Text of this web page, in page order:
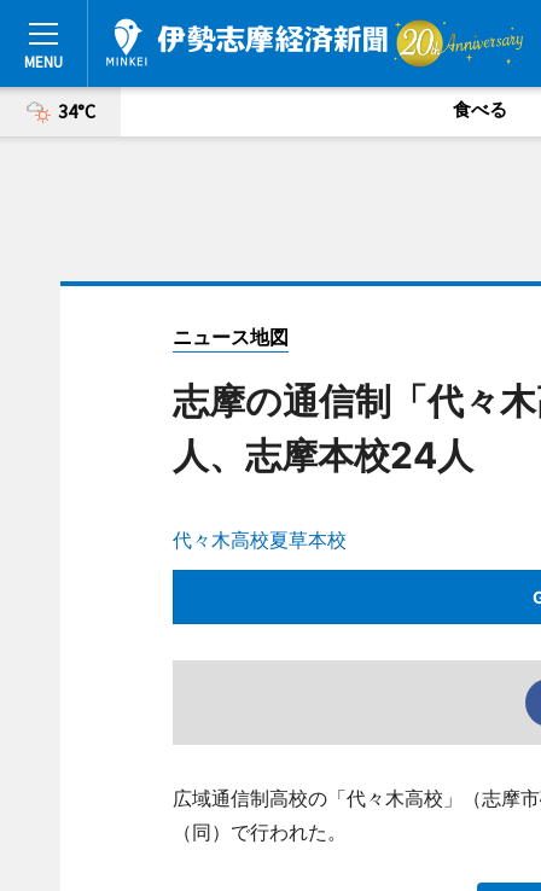
34°C 食べる
ニュース地図
志摩の通信制「代々
人、志摩本校24人
代々木高校夏草本校
広域通信制高校の「代々木高校」（志摩
（同）で行われた。